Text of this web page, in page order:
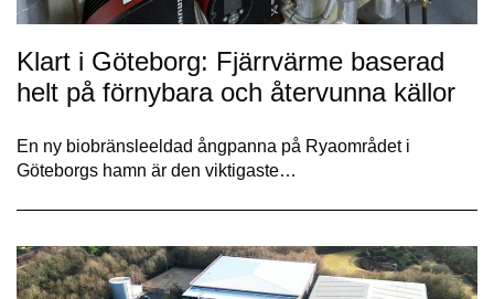
Klart i Göteborg: Fjärrvärme baserad
helt på förnybara och återvunna källor
En ny biobränsleeldad ångpanna på Ryaområdet i
Göteborgs hamn är den viktigaste…